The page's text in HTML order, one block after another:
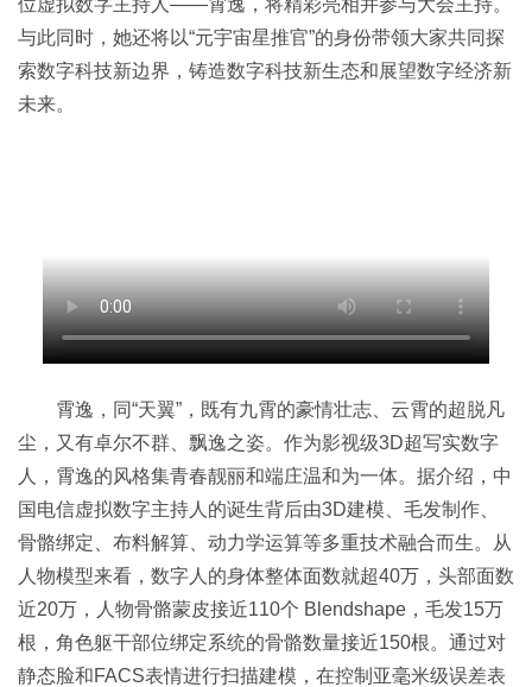
与此同时，她还将以“元宇宙星推官”的身份带领大家共同探
索数字科技新边界，铸造数字科技新生态和展望数字经济新
未来。
霄逸，同“天翼”，既有九霄的豪情壮志、云霄的超脱凡
尘，又有卓尔不群、飘逸之姿。作为影视级3D超写实数字
人，霄逸的风格集青春靓丽和端庄温和为一体。据介绍，中
国电信虚拟数字主持人的诞生背后由3D建模、毛发制作、
骨骼绑定、布料解算、动力学运算等多重技术融合而生。从
人物模型来看，数字人的身体整体面数就超40万，头部面数
近20万，人物骨骼蒙皮接近110个 Blendshape，毛发15万
根，角色躯干部位绑定系统的骨骼数量接近150根。通过对
静态脸和FACS表情进行扫描建模，在控制亚毫米级误差表